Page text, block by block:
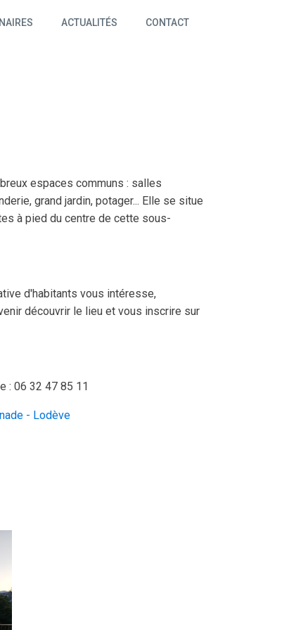
ACTUALITÉS CONTACT
espaces communs : salles
grand jardin, potager... Elle se situe
à pied du centre de cette sous-
d'habitants vous intéresse,
découvrir le lieu et vous inscrire sur
: 06 32 47 85 11
- Lodève